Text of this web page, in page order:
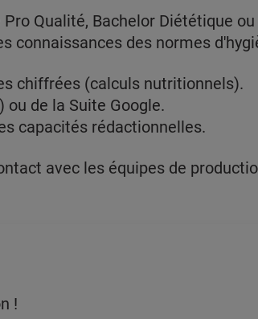
Qualité, Bachelor Diététique
connaissances des normes
chiffrées (calculs nutritionnels).
ou de la Suite Google.
capacités rédactionnelles.
avec les équipes de
!